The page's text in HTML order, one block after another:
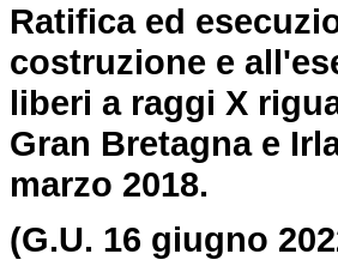
Ratifica ed
costruzione e
liberi a raggi X
Gran Bretagna e
marzo 2018.
(G.U. 16 giugno